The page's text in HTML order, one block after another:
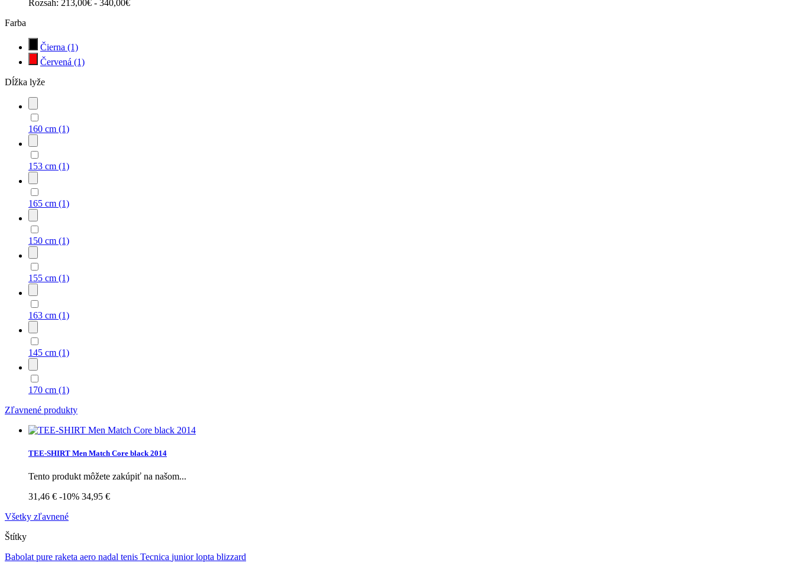
Rozsah: 213,00€ - 340,00€
Farba
Čierna (1)
Červená (1)
Dĺžka lyže
160 cm (1)
153 cm (1)
165 cm (1)
150 cm (1)
155 cm (1)
163 cm (1)
145 cm (1)
170 cm (1)
Zľavnené produkty
TEE-SHIRT Men Match Core black 2014
Tento produkt môžete zakúpiť na našom...
31,46 € -10% 34,95 €
Všetky zľavnené
Štítky
Babolat pure raketa aero nadal tenis Tecnica juniorlopta blizzard